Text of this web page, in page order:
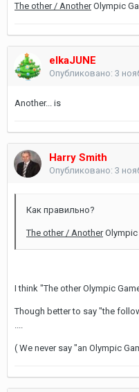
The other / AnotherOlympic
elkaJUNE
Опубликовано: 3
Another... is
Harry Smith
Опубликовано: 3
Как правильно?
The other / AnotherOlympic
I think "The other Olympic
Though better to say "the
....
( We never say "an Olympic